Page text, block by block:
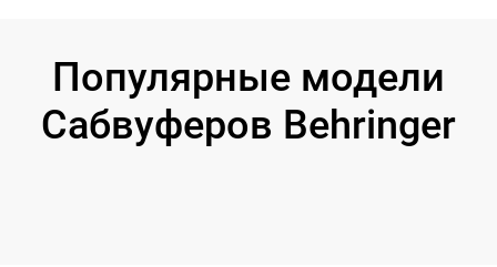
Популярные модели
Сабвуферов Behringer